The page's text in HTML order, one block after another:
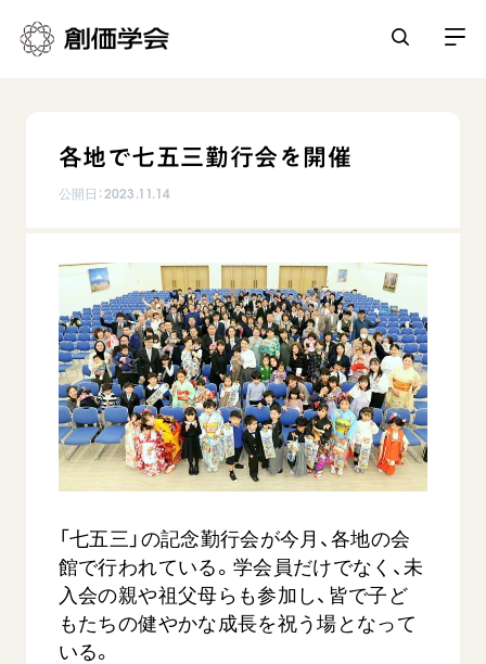
聖典
日蓮大聖人の仏法（教学入門）
釈尊～法華経
日蓮大聖人
創価学会の三代会長
第2代会長・戸田城聖先生
第3代会長・池田大作先生
日常の活動
朝晩の祈り（勤行・唱題）
座談会
仏法を学ぶ
仏法を語る
主な行事
年間の活動について
平和・文化・教育
「平和の文化」を構築
核兵器の廃絶に向け連帯を拡大
「人権文化」「ジェンダー平等」を促進
「持続可能な開発目標（SDGs）」の取り組み
人道支援
音楽活動
展示活動
教育本部の活動
図書贈呈
世界の創価学会
各国ウェブサイト
世界の創価学会の歴史
基本情報
創価学会 会憲
創価学会 会則
組織・機構
会長・理事長・各部長の紹介
会員サポート
小説『新・人間革命』『人間革命』要旨
御書検索［新版］
関連リンク
創価学会総本部
墓地公園・納骨堂
聖教電子版
ご意見
ご利用にあたって
各地で七五三勤行会を開催
公開日：2023.11.14
「七五三」の記念勤行会が今月、各地の会
館で行われている。学会員だけでなく、未
入会の親や祖父母らも参加し、皆で子ど
もたちの健やかな成長を祝う場となって
いる。